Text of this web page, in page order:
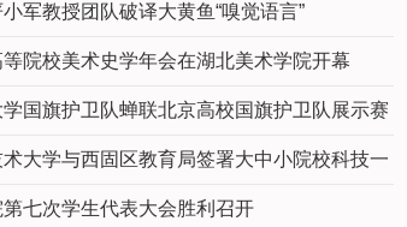
军教授团队破译大黄鱼“嗅觉语言”
院校美术史学年会在湖北美术学院开幕
国旗护卫队蝉联北京高校国旗护卫队展示赛
大学与西固区教育局签署大中小院校科技一
七次学生代表大会胜利召开